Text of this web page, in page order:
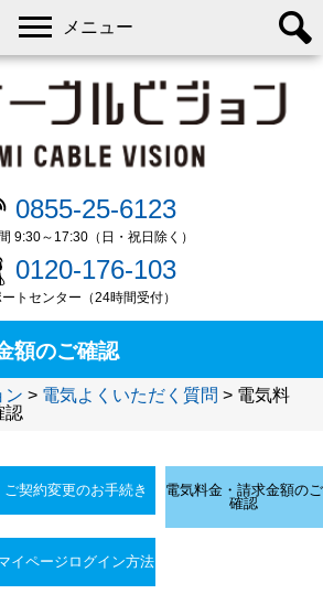
0855-25-6123
9:30～17:30（日・祝日除く）
0120-176-103
トセンター（24時間受付）
メニュー
額のご確認
ン > 電気よくいただく質問 > 電気料
認
ご契約変更のお手続き
電気料金・請求金額のご
確認
イページログイン方法